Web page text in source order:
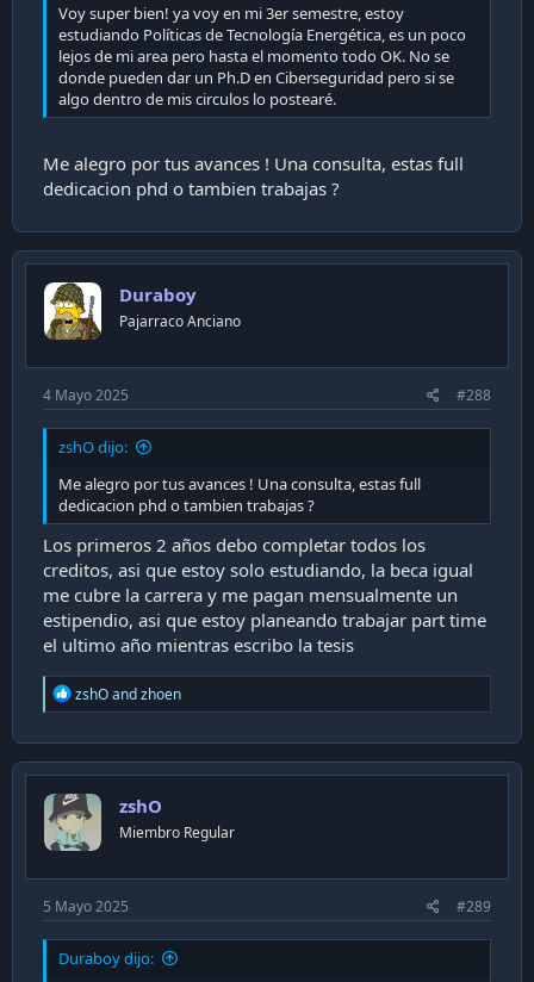
Voy super bien! ya voy en mi 3er semestre, estoy
estudiando Políticas de Tecnología Energética, es un poco
lejos de mi area pero hasta el momento todo OK. No se
donde pueden dar un Ph.D en Ciberseguridad pero si se
algo dentro de mis circulos lo postearé.
Me alegro por tus avances ! Una consulta, estas full
dedicacion phd o tambien trabajas ?
Duraboy
Pajarraco Anciano
4 Mayo 2025 #288
zshO dijo:
Me alegro por tus avances ! Una consulta, estas full
dedicacion phd o tambien trabajas ?
Los primeros 2 años debo completar todos los
creditos, asi que estoy solo estudiando, la beca igual
me cubre la carrera y me pagan mensualmente un
estipendio, asi que estoy planeando trabajar part time
el ultimo año mientras escribo la tesis
R
e
c
t
o
n
s
zshOandzhoen
zshO
Miembro Regular
5 Mayo 2025 #289
Duraboy dijo: